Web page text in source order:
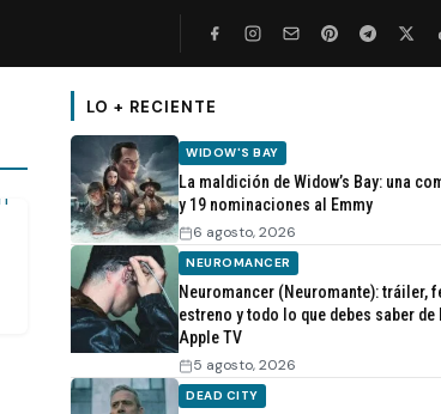
LO + RECIENTE
WIDOW'S BAY
La maldición de Widow’s Bay: una
y 19 nominaciones al Emmy
6 agosto, 2026
NEUROMANCER
Neuromancer (Neuromante): tráiler,
estreno y todo lo que debes saber de
Apple TV
5 agosto, 2026
DEAD CITY